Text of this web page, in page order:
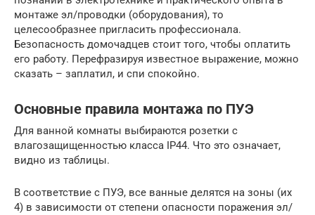
монтаже эл/проводки (оборудования), то
целесообразнее пригласить профессионала.
Безопасность домочадцев стоит того, чтобы оплатить
его работу. Перефразируя известное выражение, можно
сказать – заплатил, и спи спокойно.
Основные правила монтажа по ПУЭ
Для ванной комнаты выбираются розетки с
влагозащищенностью класса IP44. Что это означает,
видно из таблицы.
В соответствие с ПУЭ, все ванные делятся на зоны (их
4) в зависимости от степени опасности поражения эл/